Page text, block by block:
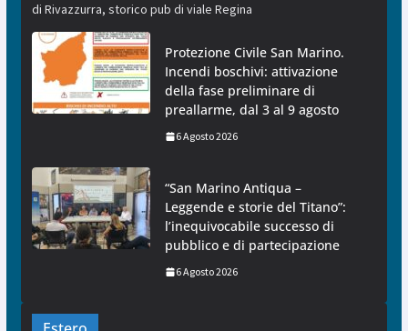
di Rivazzurra, storico pub di viale Regina
Protezione Civile San Marino.
Incendi boschivi: attivazione
della fase preliminare di
preallarme, dal 3 al 9 agosto
6 Agosto 2026
“San Marino Antiqua –
Leggende e storie del Titano”:
l’inequivocabile successo di
pubblico e di partecipazione
6 Agosto 2026